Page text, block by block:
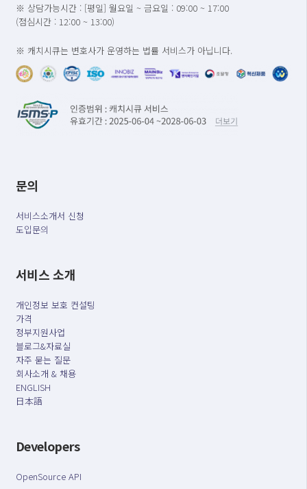
※ 상담가능시간 : [평일] 월요일 ~ 금요일 : 09:00 ~ 17:00
(점심시간 : 12:00 ~ 13:00)
※ 캐치시큐는 변호사가 운영하는 법률 서비스가 아닙니다.
문의
서비스소개서 신청
도입문의
서비스 소개
개인정보 보호 컨설팅
가격
정부지원사업
블로그&자료실
자주 묻는 질문
회사소개 & 채용
ENGLISH
日本語
Developers
OpenSource API